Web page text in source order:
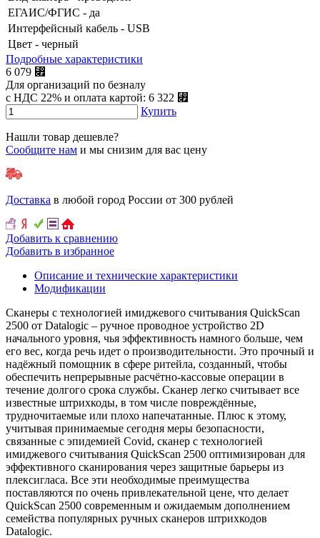
ЕГАИС/ФГИС - да
Интерфейсный кабель - USB
Цвет - черный
Подробные характеристики
6 079 ⃏
Для организаций по безналу
с НДС 22% и оплата картой: 6 322 ⃏
Купить
Нашли товар дешевле?
Сообщите нам и мы снизим для вас цену
Доставка в любой город России от 300 рублей
Добавить к сравнению
Добавить в избранное
Описание и технические характеристики
Модификации
Сканеры с технологией имиджевого считывания QuickScan
2500 от Datalogic – ручное проводное устройство 2D
начального уровня, чья эффективность намного больше, чем
его вес, когда речь идет о производительности. Это прочный и
надёжный помощник в сфере ритейла, созданный, чтобы
обеспечить непрерывные расчётно-кассовые операции в
течение долгого срока службы. Сканер легко считывает все
известные штрихкоды, в том числе повреждённые,
трудночитаемые или плохо напечатанные. Плюс к этому,
учитывая принимаемые сегодня меры безопасности,
связанные с эпидемией Covid, сканер с технологией
имиджевого считывания QuickScan 2500 оптимизирован для
эффективного сканирования через защитные барьеры из
плексигласа. Все эти необходимые преимущества
поставляются по очень привлекательной цене, что делает
QuickScan 2500 современным и ожидаемым дополнением
семейства популярных ручных сканеров штрихкодов
Datalogic.